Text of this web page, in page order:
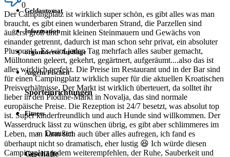
Geldautomat
Information
organisierte Ausflüge
Angeln/Fischen
Sporteinrichtungen
Fitness
Draußen
Geschäfte
0
Der Campingplatz ist wirklich super schön, es gibt alles was man
braucht, es gibt einen wunderbaren Strand, die Parzellen sind
äußerst groß und mit kleinen Steinmauern und Gewächs von
einander getrennt, dadurch ist man schon sehr privat, ein absoluter
Pluspunkt. Es wird jeden Tag mehrfach alles sauber gemacht,
Mülltonnen geleert, gekehrt, gegärtnert, aufgeräumt....also das ist
alles wirklich perfekt. Die Preise im Restaurant und in der Bar sind
für einen Campingplatz wirklich super für die aktuellen Kroatischen
Preisverhältnisse. Der Markt ist wirklich überteuert, da solltet ihr
lieber in den Plodine-Markt in Novalja, das sind normale
europäische Preise. Die Rezeption ist 24/7 besetzt, was absolut top
ist. Super kinderfreundlich und auch Hunde sind willkommen. Der
Wasserdruck lässt zu wünschen übrig, es gibt aber schlimmeres im
Leben, man kann sich auch über alles aufregen, ich fand es
überhaupt nicht so dramatisch, eher lustig 😆 Ich würde diesen
Campingplatz jedem weiterempfehlen, der Ruhe, Sauberkeit und